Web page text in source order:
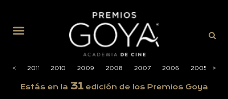
<
<
2012 2011 2010 2009 2008 2007 2006 2005 >
>
Estás en la 31edición de los Premios Goya